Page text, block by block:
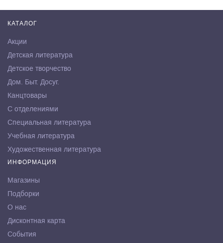
КАТАЛОГ
Акции
Детская литература
Детское творчество
Дом. Быт. Досуг.
Канцтовары
С отделениями
Специальная литература
Учебная литература
Художественная литература
ИНФОРМАЦИЯ
Магазины
Подборки
О нас
Дисконтная карта
События